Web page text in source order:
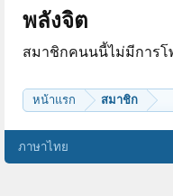
พลังจิต
สมาชิกคนนนี้ไม่มีการโ
หน้าแรก สมาชิก
ภาษาไทย